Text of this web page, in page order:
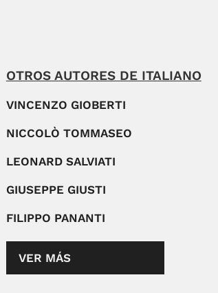
OTROS AUTORES DE ITALIANO
VINCENZO GIOBERTI
NICCOLÒ TOMMASEO
LEONARD SALVIATI
GIUSEPPE GIUSTI
FILIPPO PANANTI
VER MÁS